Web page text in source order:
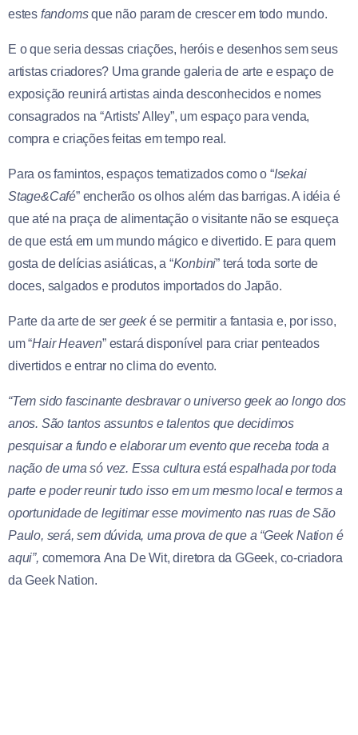
estes fandomsque não param de crescer em todo mundo.
E o que seria dessas criações, heróis e desenhos sem seus
artistas criadores? Uma grande galeria de arte e espaço de
exposição reunirá artistas ainda desconhecidos e nomes
consagrados na “Artists’ Alley”, um espaço para venda,
compra e criações feitas em tempo real.
Para os famintos, espaços tematizados como o “Isekai
Stage&Café” encherão os olhos além das barrigas. A idéia é
que até na praça de alimentação o visitante não se esqueça
de que está em um mundo mágico e divertido. E para quem
gosta de delícias asiáticas, a “Konbini” terá toda sorte de
doces, salgados e produtos importados do Japão.
Parte da arte de ser geeké se permitir a fantasia e, por isso,
um “Hair Heaven” estará disponível para criar penteados
divertidos e entrar no clima do evento.
“Tem sido fascinante desbravar o universo geek ao longo dos
anos. São tantos assuntos e talentos que decidimos
pesquisar a fundo e elaborar um evento que receba toda a
nação de uma só vez. Essa cultura está espalhada por toda
parte e poder reunir tudo isso em um mesmo local e termos a
oportunidade de legitimar esse movimento nas ruas de São
Paulo, será, sem dúvida, uma prova de que a “Geek Nation é
aqui”, comemora Ana De Wit, diretora da GGeek, co-criadora
da Geek Nation.